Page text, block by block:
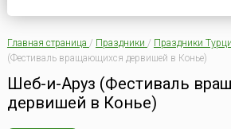
Главная страница / Праздники / Праздники
(Фестиваль вращающихся дервишей в Конье)
Шеб-и-Аруз (Фестиваль
дервишей в Конье)